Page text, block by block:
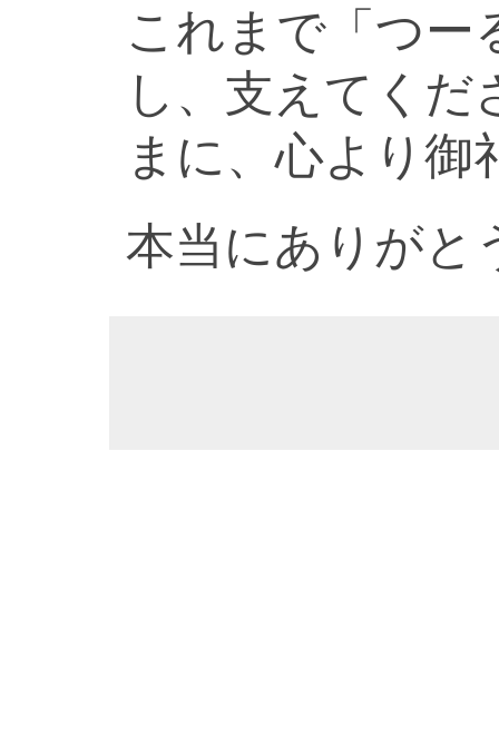
これまで「つー
し、支えてく
まに、心より御
本当にありがと